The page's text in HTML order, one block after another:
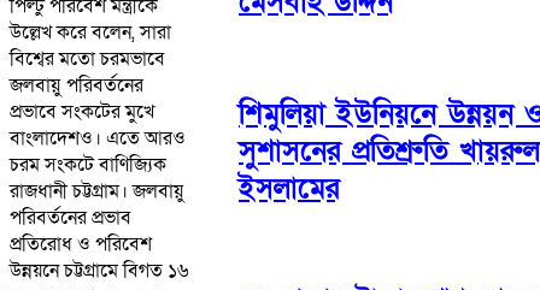
পিল্টু পরিবেশ মন্ত্রীকে
উল্লেখ করে বলেন, সারা
বিশ্বের মতো চরমভাবে
জলবায়ু পরিবর্তনের
প্রভাবে সংকটের মুখে
বাংলাদেশও। এতে আরও
চরম সংকটে বাণিজ্যিক
রাজধানী চট্টগ্রাম। জলবায়ু
পরিবর্তনের প্রভাব
প্রতিরোধ ও পরিবেশ
উন্নয়নে চট্টগ্রামে বিগত ১৬
শিমুলিয়া ইউনিয়নে উন্নয়ন
সুশাসনের প্রতিশ্রুতি খায়রুল
ইসলামের